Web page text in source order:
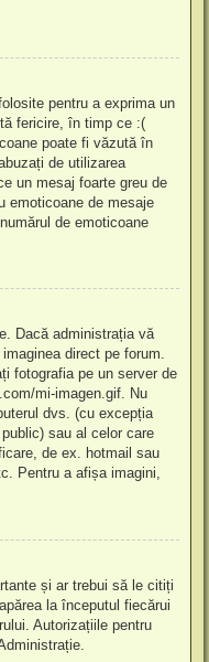
pentru a exprima un
fericire, în timp ce :(
poate fi văzută în
de utilizarea
un mesaj foarte greu de
emoticoane de mesaje
de emoticoane
Dacă administrația vă
direct pe forum.
fotografia pe un server de
mi-imagen.gif. Nu
dvs. (cu excepția
sau al celor care
de ex. hotmail sau
Pentru a afișa imagini,
și ar trebui să le citiți
la începutul fiecărui
Autorizațiile pentru